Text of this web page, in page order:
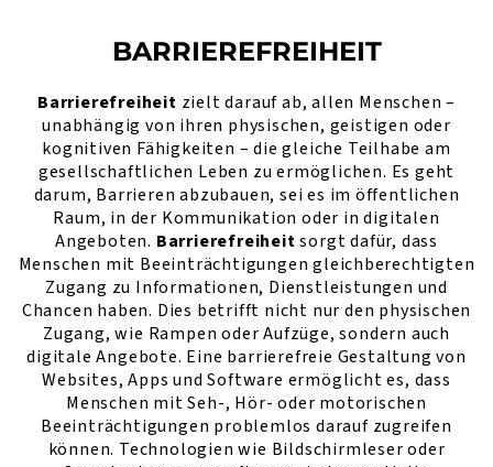
BARRIEREFREIHEIT
Barrierefreiheit zielt darauf ab, allen Menschen –
unabhängig von ihren physischen, geistigen oder
kognitiven Fähigkeiten – die gleiche Teilhabe am
gesellschaftlichen Leben zu ermöglichen. Es geht
darum, Barrieren abzubauen, sei es im öffentlichen
Raum, in der Kommunikation oder in digitalen
Angeboten. Barrierefreiheitsorgt dafür, dass
Menschen mit Beeinträchtigungen gleichberechtigten
Zugang zu Informationen, Dienstleistungen und
Chancen haben. Dies betrifft nicht nur den physischen
Zugang, wie Rampen oder Aufzüge, sondern auch
digitale Angebote. Eine barrierefreie Gestaltung von
Websites, Apps und Software ermöglicht es, dass
Menschen mit Seh-, Hör- oder motorischen
Beeinträchtigungen problemlos darauf zugreifen
können. Technologien wie Bildschirmleser oder